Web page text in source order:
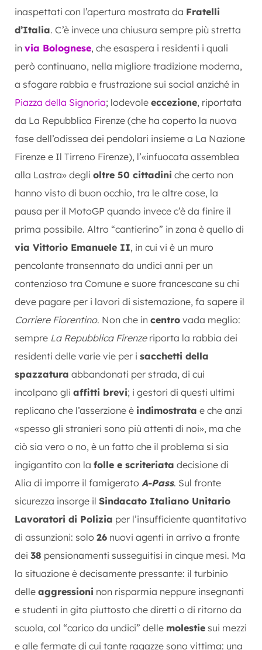
inaspettati con l’apertura mostrata da Fratelli
d’Italia. C’è invece una chiusura sempre più stretta
in via Bolognese, che esaspera i residenti i quali
però continuano, nella migliore tradizione moderna,
a sfogare rabbia e frustrazione sui social anziché in
Piazza della Signoria; lodevole eccezione, riportata
da La Repubblica Firenze (che ha coperto la nuova
fase dell’odissea dei pendolari insieme a La Nazione
Firenze e Il Tirreno Firenze), l’«infuocata assemblea
alla Lastra» degli oltre 50 cittadini che certo non
hanno visto di buon occhio, tra le altre cose, la
pausa per il MotoGP quando invece c’è da finire il
prima possibile. Altro “cantierino” in zona è quello di
via Vittorio Emanuele II, in cui vi è un muro
pencolante transennato da undici anni per un
contenzioso tra Comune e suore francescane su chi
deve pagare per i lavori di sistemazione, fa sapere il
Corriere Fiorentino. Non che in centro vada meglio:
sempre La Repubblica Firenzeriporta la rabbia dei
residenti delle varie vie per i sacchetti della
spazzatura abbandonati per strada, di cui
incolpano gli affitti brevi; i gestori di questi ultimi
replicano che l’asserzione è indimostrata e che anzi
«spesso gli stranieri sono più attenti di noi», ma che
ciò sia vero o no, è un fatto che il problema si sia
ingigantito con la folle e scriteriata decisione di
Alia di imporre il famigerato A-Pass. Sul fronte
sicurezza insorge il Sindacato Italiano Unitario
Lavoratori di Polizia per l’insufficiente quantitativo
di assunzioni: solo 26 nuovi agenti in arrivo a fronte
dei 38 pensionamenti susseguitisi in cinque mesi. Ma
la situazione è decisamente pressante: il turbinio
delle aggressioni non risparmia neppure insegnanti
e studenti in gita piuttosto che diretti o di ritorno da
scuola, col “carico da undici” delle molestie sui mezzi
e alle fermate di cui tante ragazze sono vittima: una